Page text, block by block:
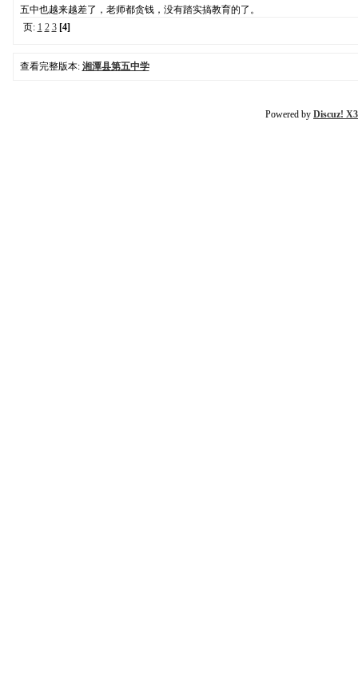
五中也越来越差了，老师都贪钱，没有踏实搞教育的了。
页: 1 2 3 [4]
查看完整版本: 湘潭县第五中学
Powered by Discuz!